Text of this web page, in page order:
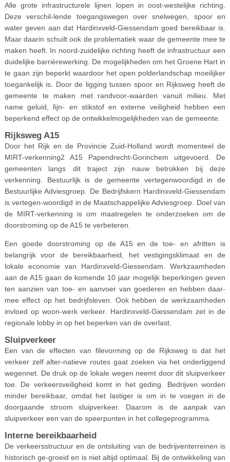
Alle grote infrastructurele lijnen lopen in oost-westelijke richting.
Deze verschil-lende toegangswegen over snelwegen, spoor en
water geven aan dat Hardinxveld-Giessendam goed bereikbaar is.
Maar daarin schuilt ook de problematiek waar de gemeente mee te
maken heeft. In noord-zuidelijke richting heeft de infrastructuur een
duidelijke barrièrewerking. De mogelijkheden om het Groene Hart in
te gaan zijn beperkt waardoor het open polderlandschap moeilijker
toegankelijk is. Door de ligging tussen spoor en Rijksweg heeft de
gemeente te maken met randvoor-waarden vanuit milieu. Met
name geluid, fijn- en stikstof en externe veiligheid hebben een
beperkend effect op de ontwikkelmogelijkheden van de gemeente.
Rijksweg A15
Door het Rijk en de Provincie Zuid-Holland wordt momenteel de
MIRT-verkenning2 A15 Papendrecht-Gorinchem uitgevoerd. De
gemeenten langs dit traject zijn nauw betrokken bij deze
verkenning. Bestuurlijk is de gemeente vertegenwoordigd in de
Bestuurlijke Adviesgroep. De Bedrijfskern Hardinxveld-Giessendam
is vertegen-woordigd in de Maatschappelijke Adviesgroep. Doel van
de MIRT-verkenning is om maatregelen te onderzoeken om de
doorstroming op de A15 te verbeteren.
Een goede doorstroming op de A15 en de toe- en afritten is
belangrijk voor de bereikbaarheid, het vestigingsklimaat en de
lokale economie van Hardinxveld-Giessendam. Werkzaamheden
aan de A15 gaan de komende 10 jaar mogelijk beperkingen geven
ten aanzien van toe- en aanvoer van goederen en hebben daar-
mee effect op het bedrijfsleven. Ook hebben de werkzaamheden
invloed op woon-werk verkeer. Hardinxveld-Giessendam zet in de
regionale lobby in op het beperken van de overlast.
Sluipverkeer
Een van de effecten van filevorming op de Rijksweg is dat het
verkeer zelf alter-natieve routes gaat zoeken via het onderliggend
wegennet. De druk op de lokale wegen neemt door dit sluipverkeer
toe. De verkeersveiligheid komt in het geding. Bedrijven worden
minder bereikbaar, omdat het lastiger is om in te voegen in de
doorgaande stroom sluipverkeer. Daarom is de aanpak van
sluipverkeer een van de speerpunten in het collegeprogramma.
Interne bereikbaarheid
De verkeersstructuur en de ontsluiting van de bedrijventerreinen is
historisch ge-groeid en is niet altijd optimaal. Bij de ontwikkeling van